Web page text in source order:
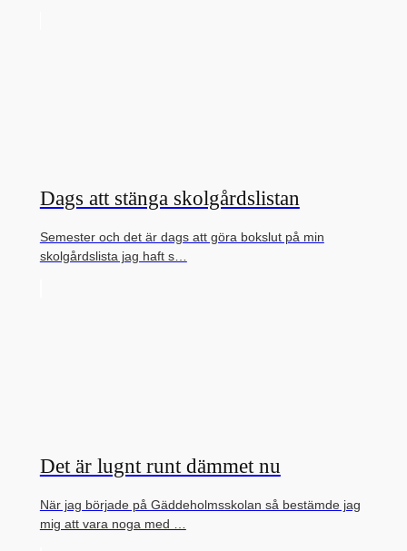
Dags att stänga skolgårdslistan
Semester och det är dags att göra bokslut på min
skolgårdslista jag haft s…
Det är lugnt runt dämmet nu
När jag började på Gäddeholmsskolan så bestämde jag
mig att vara noga med …